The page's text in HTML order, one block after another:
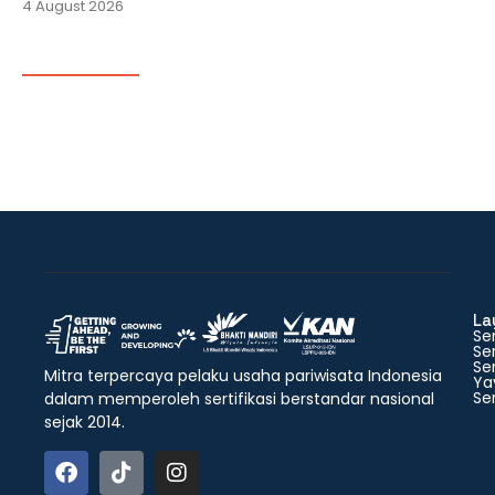
4 August 2026
Mitra terpercaya pelaku usaha pariwisata Indonesia
dalam memperoleh sertifikasi berstandar nasional
sejak 2014.